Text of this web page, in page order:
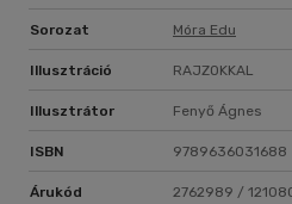
Sorozat Móra Edu
Illusztráció RAJZOKKAL
Illusztrátor Fenyő Ágnes
ISBN 9789636031688
Árukód 2762989 /